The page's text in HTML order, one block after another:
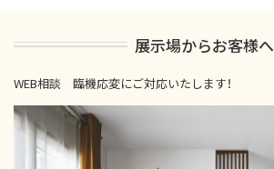
展示場からお客様へ
WEB相談 臨機応変にご対応いたします！